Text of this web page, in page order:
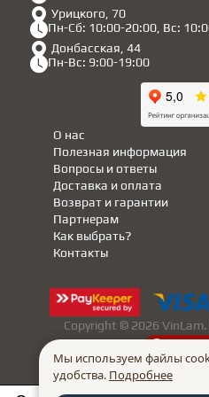
Урицкого, 70
Пн-Сб: 10:00-20:00, Вс:
Донбасская, 44
Пн-Вс: 9:00-19:00
Полезная информация
Партнерам
Вопросы и ответы
Доставка и оплата
Возврат и гарантии
Как выбрать?
О нас
Контакты
Copyright © 2026
Мы используем файлы
удобства. Подробнее